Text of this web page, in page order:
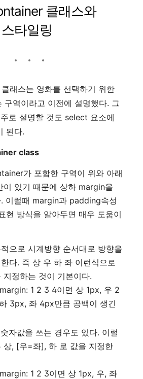
클래스와
타일링
래스는 영화를 선택하기 위한
구역이라고 이전에 설명했다. 그
로 설명할 것도 select 요소에
된다.
class
가 포함한 구역이 위와 아래
이 있기 때문에 상하 margin을
이럴때 margin과 padding속성
현 방식을 알아두면 매우 도움이
으로 시계방향 순서대로 방향을
다. 즉 상 우 하 좌 이런식으로
지정하는 것이 기본이다.
1 2 3 4이면 상 1px, 우 2
3px, 좌 4px만큼 공백이 생긴
자값을 쓰는 경우도 있다. 이럴
상, [우=좌], 하 로 값을 지정한
1 2 3이면 상 1px, 우, 좌